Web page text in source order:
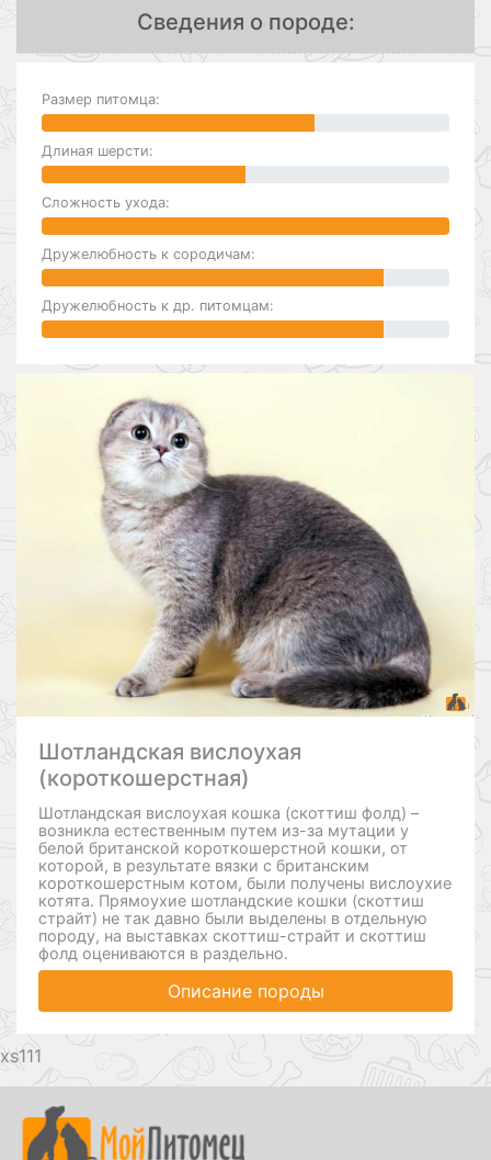
Сведения о породе:
Размер питомца:
Длиная шерсти:
Сложность ухода:
Дружелюбность к сородичам:
Дружелюбность к др. питомцам:
Шотландская вислоухая
(короткошерстная)
Шотландская вислоухая кошка (скоттиш фолд) –
возникла естественным путем из-за мутации у
белой британской короткошерстной кошки, от
которой, в результате вязки с британским
короткошерстным котом, были получены вислоухие
котята. Прямоухие шотландские кошки (скоттиш
страйт) не так давно были выделены в отдельную
породу, на выставках скоттиш-страйт и скоттиш
фолд оцениваются в раздельно.
Описание породы
111